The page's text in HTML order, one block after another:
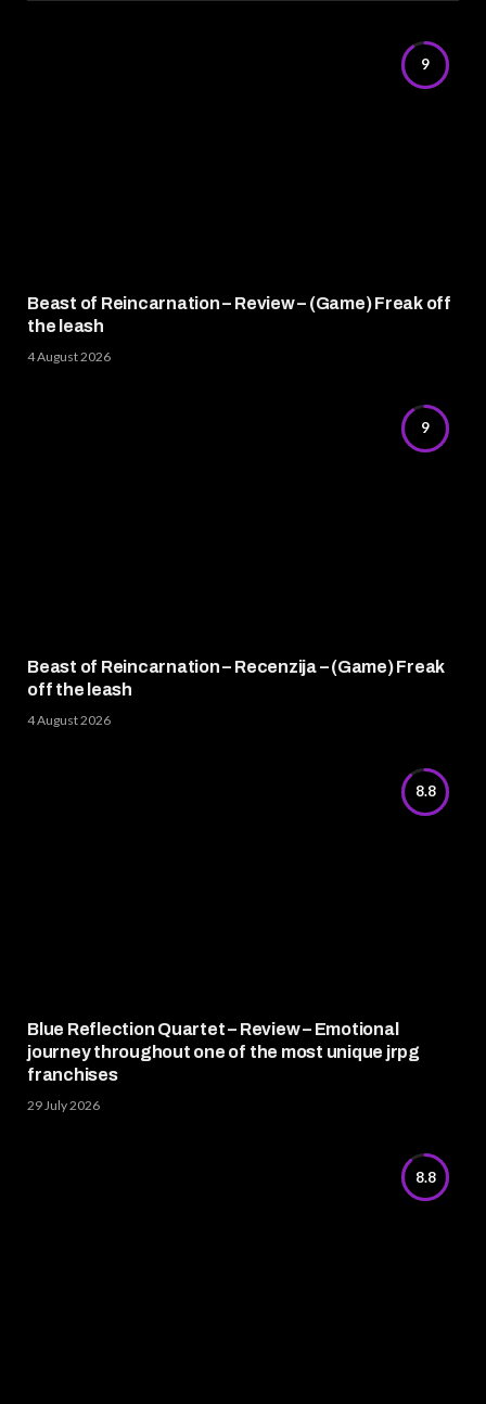
9
Beast of Reincarnation – Review – (Game) Freak off
the leash
4 August 2026
9
Beast of Reincarnation – Recenzija – (Game) Freak
off the leash
4 August 2026
8.8
Blue Reflection Quartet – Review – Emotional
journey throughout one of the most unique jrpg
franchises
29 July 2026
8.8